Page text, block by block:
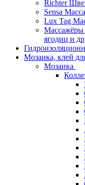
Richter
Sensа
Lux Tag
Массажёры
ягодиц и
Мозаика, клей
Мозаика